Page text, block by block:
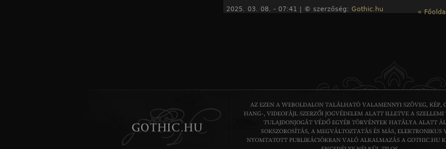
2025. 03. 08. - 07:41 | © szerzőség: Gothic.hu « Főoldal